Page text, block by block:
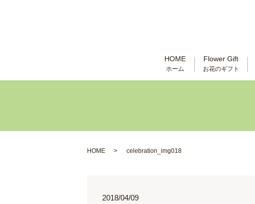
HOME
ホーム
Flower Gift
お花のギフト
HOME celebration_img018
2018/04/09